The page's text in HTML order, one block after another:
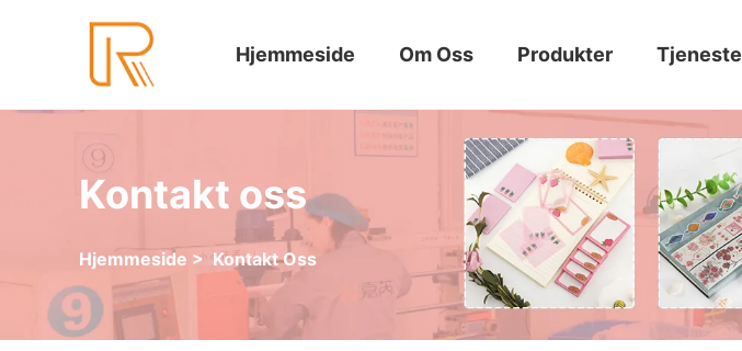
Hjemmeside Om Oss Produkter Tjeneste
Kontakt oss
Hjemmeside > Kontakt Oss